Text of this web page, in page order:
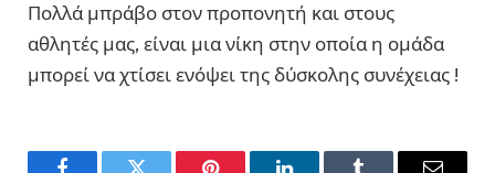
Πολλά μπράβο στον προπονητή και στους
αθλητές μας, είναι μια νίκη στην οποία η ομάδα
μπορεί να χτίσει ενόψει της δύσκολης συνέχειας !